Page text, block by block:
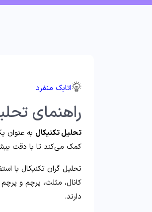
اتابک منفرد
راهنمای
تحلیل تکنیکال به عنوان
کمک می‌کند تا با دقت
تحلیل‌ گران تکنیکال با
کانال، مثلث، پرچم و
دارند.